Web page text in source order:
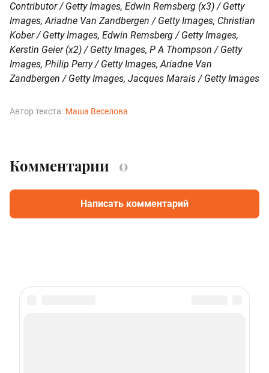
Contributor / Getty Images, Edwin Remsberg (х3) / Getty
Images, Ariadne Van Zandbergen / Getty Images, Christian
Kober / Getty Images, Edwin Remsberg / Getty Images,
Kerstin Geier (х2) / Getty Images, P A Thompson / Getty
Images, Philip Perry / Getty Images, Ariadne Van
Zandbergen / Getty Images, Jacques Marais / Getty Images
Автор текста: Маша Веселова
Комментарии 0
Написать комментарий